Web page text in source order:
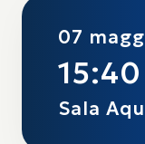
07
Sala